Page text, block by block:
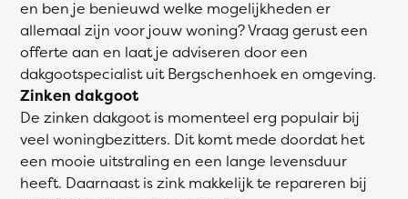
en ben je benieuwd welke mogelijkheden er
allemaal zijn voor jouw woning? Vraag gerust een
offerte aan en laat je adviseren door een
dakgootspecialist uit Bergschenhoek en omgeving.
Zinken dakgoot
De zinken dakgoot is momenteel erg populair bij
veel woningbezitters. Dit komt mede doordat het
een mooie uitstraling en een lange levensduur
heeft. Daarnaast is zink makkelijk te repareren bij